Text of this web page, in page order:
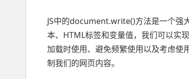
JS中的document.write()方法是一个强
本、HTML标签和变量值，我们可以实
加载时使用、避免频繁使用以及考虑
制我们的网页内容。